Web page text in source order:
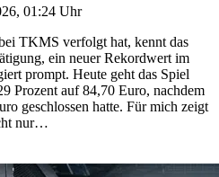
01:24 Uhr
TKMS verfolgt hat, kennt das
ein neuer Rekordwert im
prompt. Heute geht das Spiel
Prozent auf 84,70 Euro, nachdem
geschlossen hatte. Für mich zeigt
nur…